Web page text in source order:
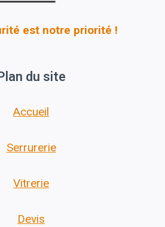
est notre priorité !
du site
Accueil
Serrurerie
Vitrerie
Devis